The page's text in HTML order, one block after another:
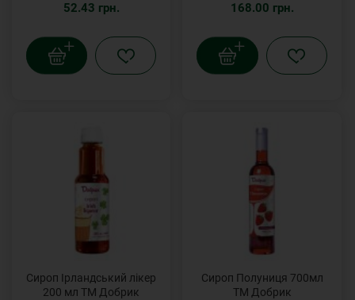
52.43 грн. 168.00 грн.
Сироп Ірландський лікер
200 мл ТМ Добрик
Сироп Полуниця 700мл
ТМ Добрик